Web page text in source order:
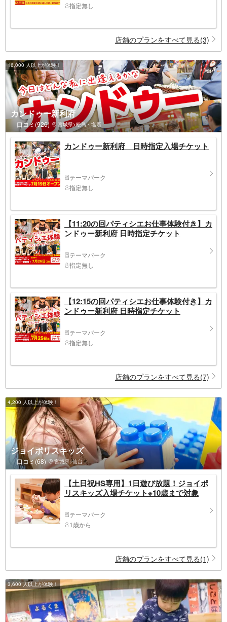
指定無し
店舗のプランをすべて見る(3)
16,000 人以上が体験！
カンドゥー新利府
口コミ(926) 宮城県>松島・塩竈
カンドゥー新利府 日時指定入場チケット
テーマパーク
指定無し
【11:20の回パティシエお仕事体験付き】カ
ンドゥー新利府 日時指定チケット
テーマパーク
指定無し
【12:15の回パティシエお仕事体験付き】カ
ンドゥー新利府 日時指定チケット
テーマパーク
指定無し
店舗のプランをすべて見る(7)
4,200 人以上が体験！
ジョイポリスキッズ
口コミ(68) 宮城県>仙台
【土日祝HS専用】1日遊び放題！ジョイポ
リスキッズ入場チケット※10歳まで対象
テーマパーク
1歳から
店舗のプランをすべて見る(1)
3,600 人以上が体験！